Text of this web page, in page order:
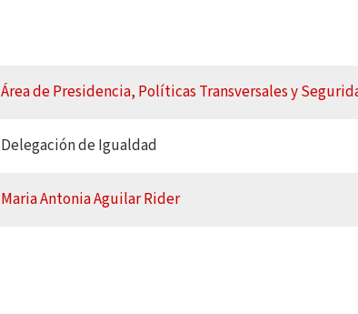
Área de Presidencia, Políticas Transversales y
Delegación de Igualdad
Maria Antonia Aguilar Rider